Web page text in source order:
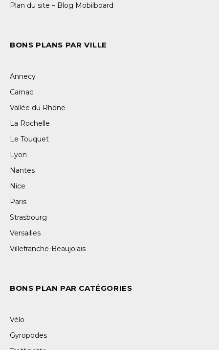
Plan du site – Blog Mobilboard
BONS PLANS PAR VILLE
Annecy
Carnac
Vallée du Rhône
La Rochelle
Le Touquet
Lyon
Nantes
Nice
Paris
Strasbourg
Versailles
Villefranche-Beaujolais
BONS PLAN PAR CATÉGORIES
Vélo
Gyropodes